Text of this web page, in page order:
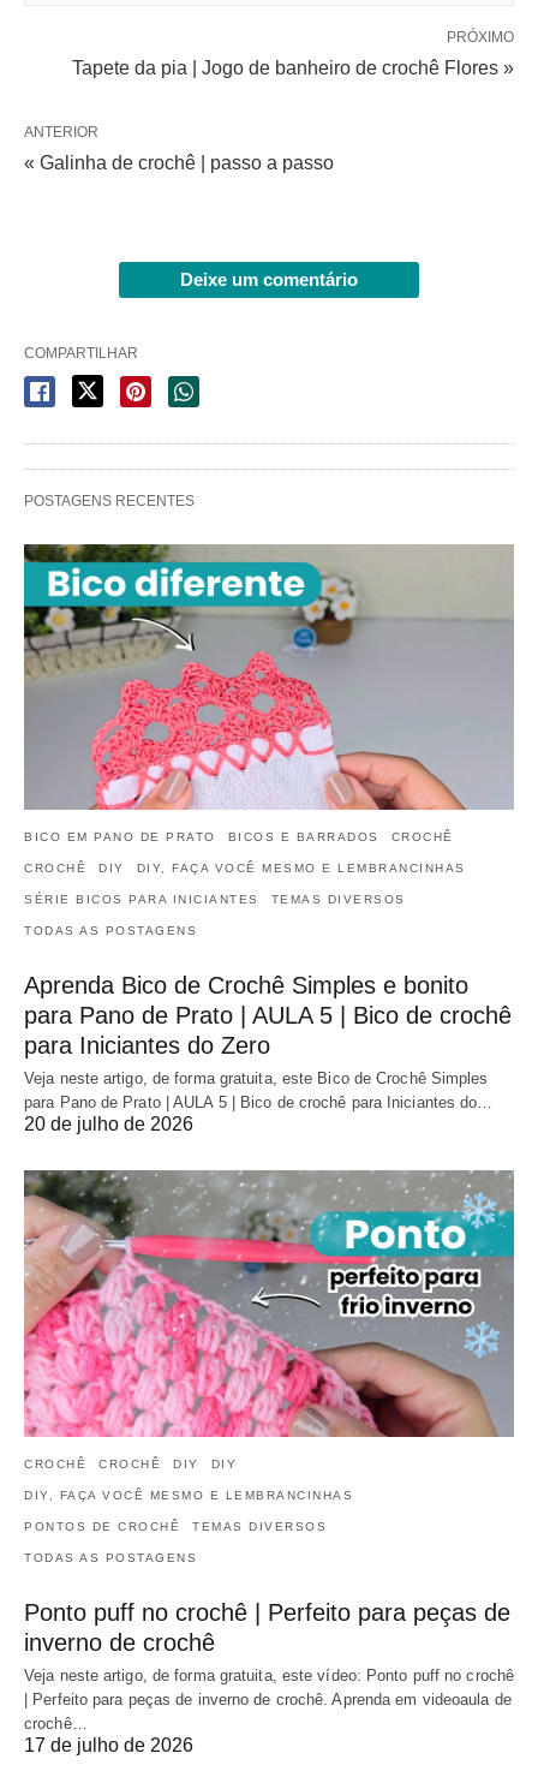
PRÓXIMO
Tapete da pia | Jogo de banheiro de crochê Flores »
ANTERIOR
« Galinha de crochê | passo a passo
Deixe um comentário
COMPARTILHAR
POSTAGENS RECENTES
BICO EM PANO DE PRATO BICOS E BARRADOS CROCHÊ
CROCHÊ DIY DIY, FAÇA VOCÊ MESMO E LEMBRANCINHAS
SÉRIE BICOS PARA INICIANTES TEMAS DIVERSOS
TODAS AS POSTAGENS
Aprenda Bico de Crochê Simples e bonito
para Pano de Prato | AULA 5 | Bico de crochê
para Iniciantes do Zero
Veja neste artigo, de forma gratuita, este Bico de Crochê Simples
para Pano de Prato | AULA 5 | Bico de crochê para Iniciantes do…
20 de julho de 2026
CROCHÊ CROCHÊ DIY DIY
DIY, FAÇA VOCÊ MESMO E LEMBRANCINHAS
PONTOS DE CROCHÊ TEMAS DIVERSOS
TODAS AS POSTAGENS
Ponto puff no crochê | Perfeito para peças de
inverno de crochê
Veja neste artigo, de forma gratuita, este vídeo: Ponto puff no crochê
| Perfeito para peças de inverno de crochê. Aprenda em videoaula de
crochê…
17 de julho de 2026